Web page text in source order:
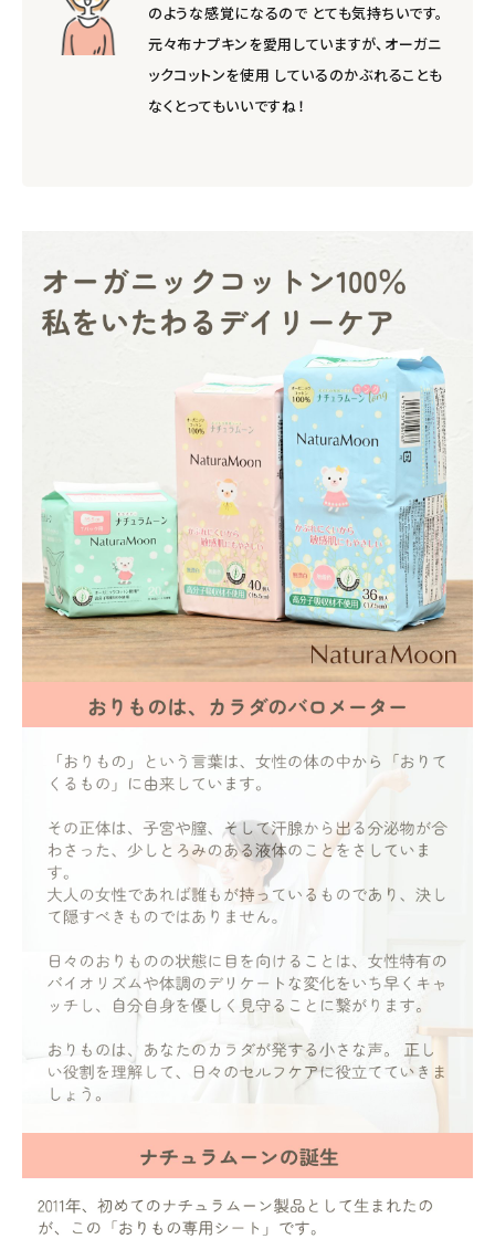
のような感覚になるので とても気持ちいです。
元々布ナプキンを愛用していますが、オーガニ
ックコットンを使用 しているのかぶれることも
なくとってもいいですね！